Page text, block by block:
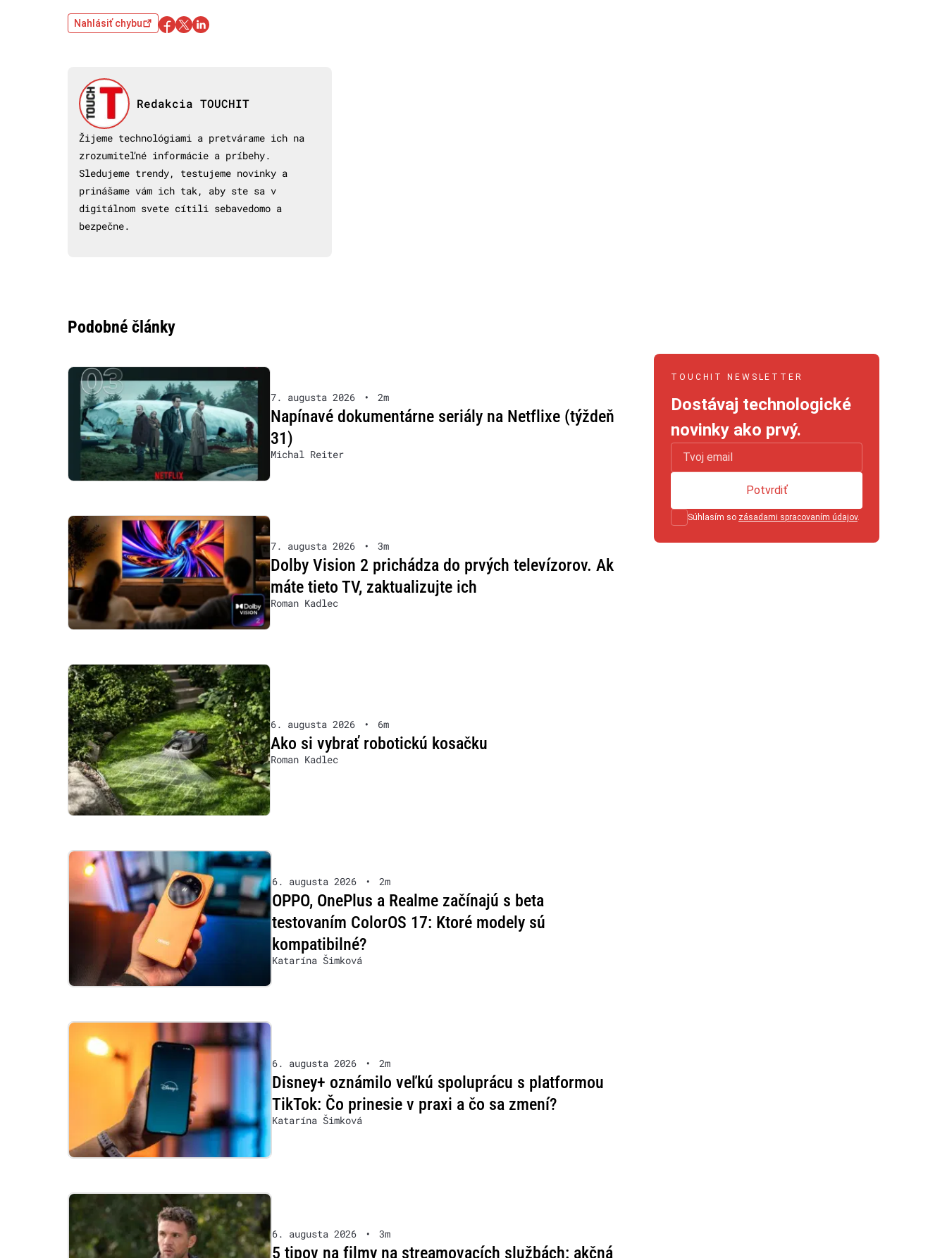
Nahlásiť chybu
Redakcia TOUCHIT
Žijeme technológiami a pretvárame ich na
zrozumiteľné informácie a príbehy.
Sledujeme trendy, testujeme novinky a
prinášame vám ich tak, aby ste sa v
digitálnom svete cítili sebavedomo a
bezpečne.
Podobné články
7. augusta 2026 • 2m
Napínavé dokumentárne seriály na Netflixe (týždeň
31)
Michal Reiter
7. augusta 2026 • 3m
Dolby Vision 2 prichádza do prvých televízorov. Ak
máte tieto TV, zaktualizujte ich
Roman Kadlec
6. augusta 2026 • 6m
Ako si vybrať robotickú kosačku
Roman Kadlec
6. augusta 2026 • 2m
OPPO, OnePlus a Realme začínajú s beta
testovaním ColorOS 17: Ktoré modely sú
kompatibilné?
Katarína Šimková
6. augusta 2026 • 2m
Disney+ oznámilo veľkú spoluprácu s platformou
TikTok: Čo prinesie v praxi a čo sa zmení?
Katarína Šimková
6. augusta 2026 • 3m
5 tipov na filmy na streamovacích službách: akčná
TOUCHIT NEWSLETTER
Dostávaj technologické
novinky ako prvý.
Súhlasím so zásadami spracovaním údajov.
Potvrdiť